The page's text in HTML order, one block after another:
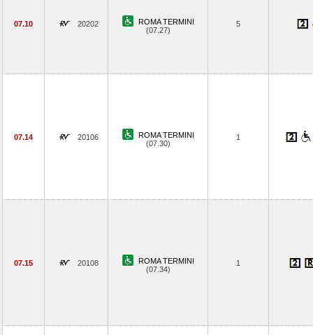
07.10 20202
ROMA TERMINI
(07.27)
5
07.14 20106
ROMA TERMINI
(07.30)
1
07.15 20108
ROMA TERMINI
(07.34)
1